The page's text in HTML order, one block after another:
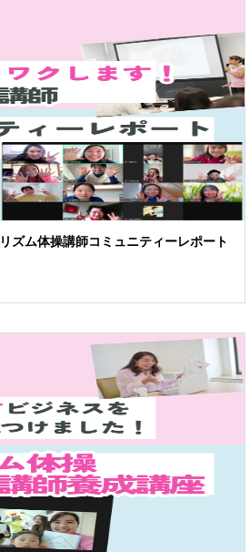
ズム体操講師コミュニティーレポート